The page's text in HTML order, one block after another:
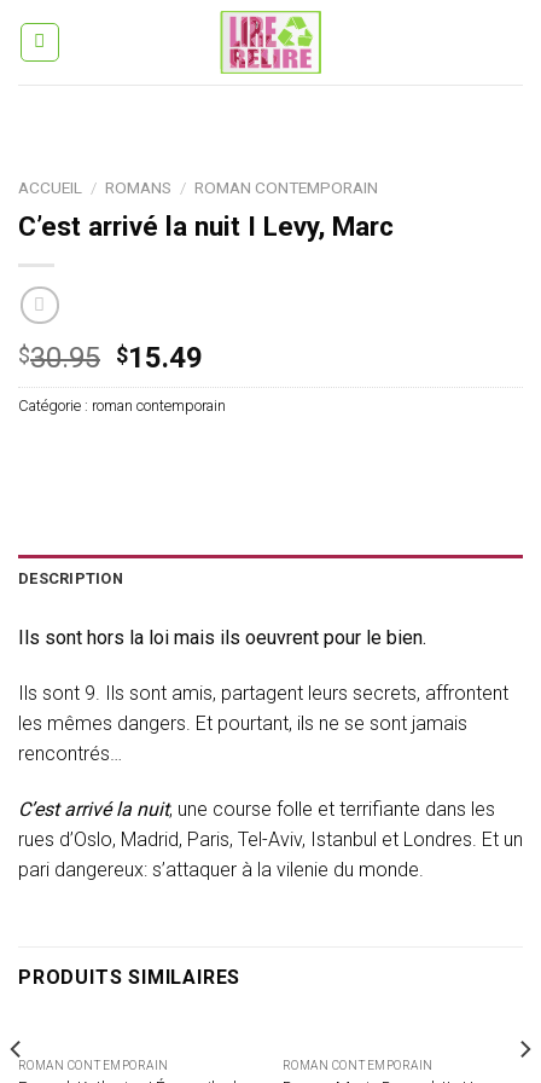
ACCUEIL / ROMANS / ROMAN CONTEMPORAIN
C’est arrivé la nuit I Levy, Marc
$30.95 Le
prix
initial
$15.49
prix
actuel
Catégorie : roman contemporain
DESCRIPTION
Ils sont hors la loi mais ils oeuvrent pour le bien.
Ils sont 9. Ils sont amis, partagent leurs secrets, affrontent
les mêmes dangers. Et pourtant, ils ne se sont jamais
rencontrés…
C’est arrivé la nuit, une course folle et terrifiante dans les
rues d’Oslo, Madrid, Paris, Tel-Aviv, Istanbul et Londres. Et un
pari dangereux: s’attaquer à la vilenie du monde.
PRODUITS SIMILAIRES
ROMAN CONTEMPORAIN ROMAN CONTEMPORAIN